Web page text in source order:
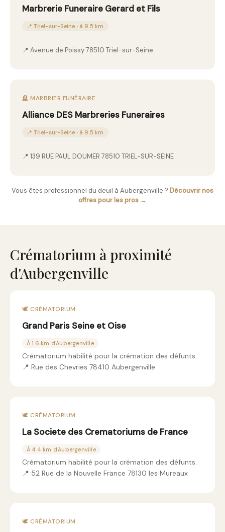
Marbrerie Funeraire Gerard et Fils
📍 Triel-sur-Seine · à 9.5 km
📍 Avenue de Poissy 78510 Triel-sur-Seine
🪦 MARBRIER FUNÉRAIRE
Alliance DES Marbreries Funeraires
📍 Triel-sur-Seine · à 9.5 km
📍 139 RUE PAUL DOUMER 78510 TRIEL-SUR-SEINE
Vous êtes professionnel du deuil à Aubergenville ? Découvrir nos
offres pour les pros →
Crématorium à proximité
d'Aubergenville
🕊️ CRÉMATORIUM
Grand Paris Seine et Oise
À 1.6 km d'Aubergenville
Crématorium habilité pour la crémation des défunts.
📍 Rue des Chevries 78410 Aubergenville
🕊️ CRÉMATORIUM
La Societe des Crematoriums de France
À 4.4 km d'Aubergenville
Crématorium habilité pour la crémation des défunts.
📍 52 Rue de la Nouvelle France 78130 les Mureaux
🕊️ CRÉMATORIUM